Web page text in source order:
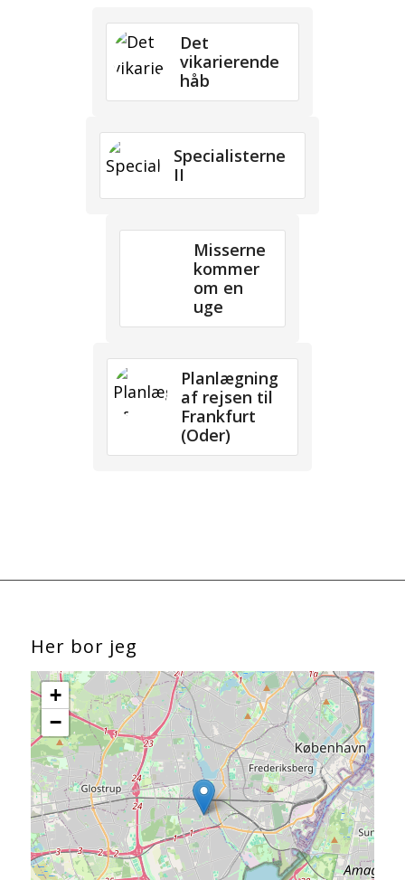
Det
vikarierende
håb
Specialisterne
II
Misserne
kommer
om en
uge
Planlægning
af rejsen til
Frankfurt
(Oder)
Her bor jeg
+
−